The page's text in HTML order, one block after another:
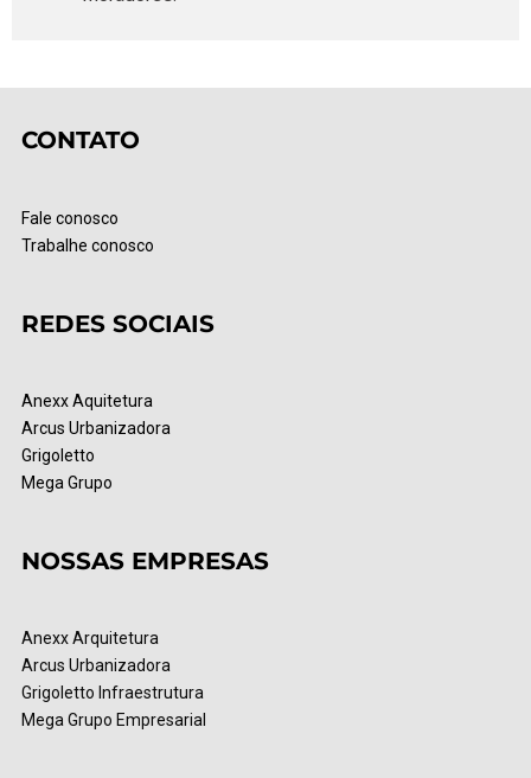
CONTATO
Fale conosco
Trabalhe conosco
REDES SOCIAIS
Anexx Aquitetura
Arcus Urbanizadora
Grigoletto
Mega Grupo
NOSSAS EMPRESAS
Anexx Arquitetura
Arcus Urbanizadora
Grigoletto Infraestrutura
Mega Grupo Empresarial